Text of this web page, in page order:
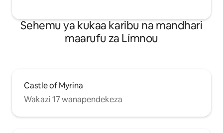
Sehemu ya kukaa karibu na mandhari
maarufu za Límnou
Castle of Myrina
Wakazi 17 wanapendekeza